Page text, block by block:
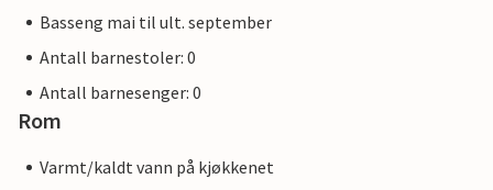
Basseng mai til ult. september
Antall barnestoler: 0
Antall barnesenger: 0
Rom
Varmt/kaldt vann på kjøkkenet